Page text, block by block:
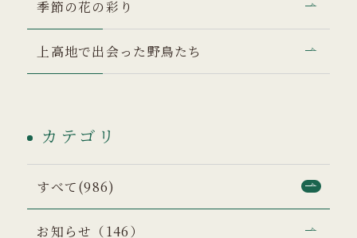
季節の花の彩り
上高地で出会った野鳥たち
カテゴリ
すべて(986)
お知らせ（146）